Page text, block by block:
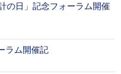
の日」記念フォーラム開催
ラム開催記